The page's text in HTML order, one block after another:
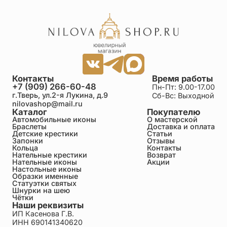
Добрый день! Как его носить? Рыба смотрит
внутрь или наружу?
Юлия
30.06.2026
Купила без этого знания и понимания, просто
увидела и поняла что мне очень нужен такой.
Переводила самостоятельно, искала историю
браслета , примерно понимая и про символы и про
надписи. Сейчас нашла случайно , рада очень!!
Браслет ношу год, и мочу когда руки мою и
купаюсь , везьде со мной !!! Удобный отличный и
интересный !! Все спрашивают где такой купила?
Теперь знаю ответ ))
Людмила
30.06.2026
Каталог
Автомобильные иконы
Браслеты
Детские крестики
Запонки
Кольца
Нательные крестики
Нательные иконы
Настольные иконы
Образки именные
Статуэтки святых
Шнурки на шею
Чётки
Покупателю
О мастерской
Доставка и оплата
Статьи
Отзывы
Контакты
Возврат
Акции
Время работы
Пн-Пт: 9.00-17.00
Сб-Вс: Выходной
Контакты
+7 (909) 266-60-48
г.Тверь, ул.2-я Лукина, д.9
nilovashop@mail.ru
Наши реквизиты
ИП Касенова Г.В.
ИНН 690141340620